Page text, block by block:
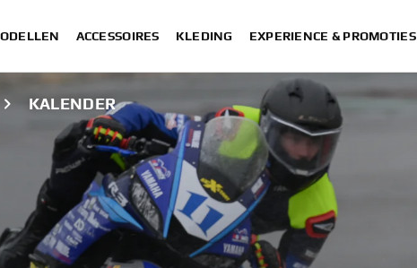
ACCESSOIRES KLEDING EXPERIENCE & PROMOTIES
KALENDER